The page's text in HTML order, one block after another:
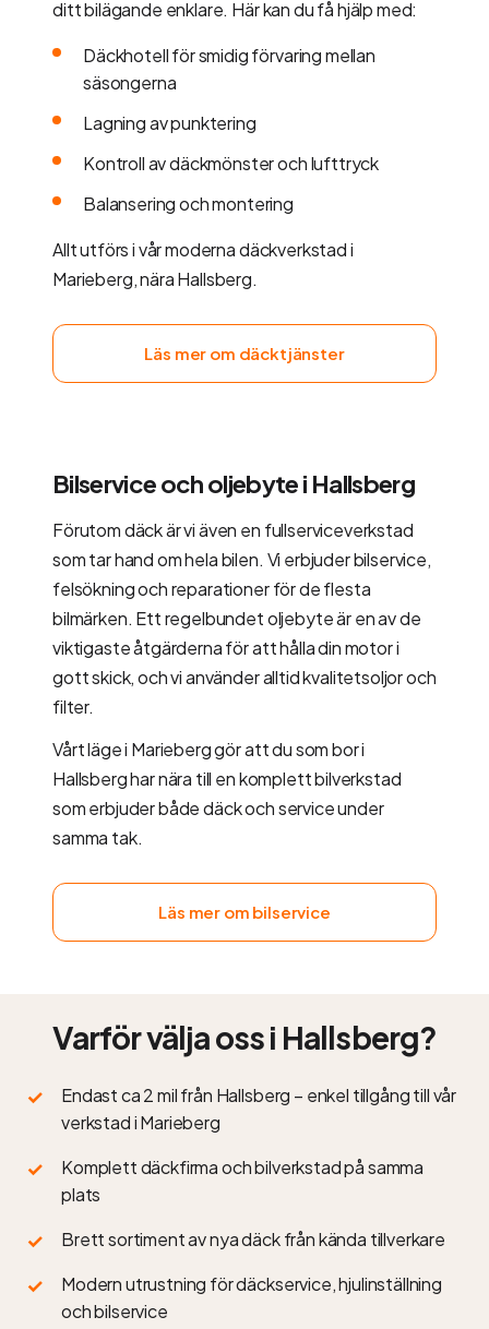
ditt bilägande enklare. Här kan du få hjälp med:
Däckhotell för smidig förvaring mellan
säsongerna
Lagning av punktering
Kontroll av däckmönster och lufttryck
Balansering och montering
Allt utförs i vår moderna däckverkstad i
Marieberg, nära Hallsberg.
Läs mer om däcktjänster
Bilservice och oljebyte i Hallsberg
Förutom däck är vi även en fullserviceverkstad
som tar hand om hela bilen. Vi erbjuder bilservice,
felsökning och reparationer för de flesta
bilmärken. Ett regelbundet oljebyte är en av de
viktigaste åtgärderna för att hålla din motor i
gott skick, och vi använder alltid kvalitetsoljor och
filter.
Vårt läge i Marieberg gör att du som bor i
Hallsberg har nära till en komplett bilverkstad
som erbjuder både däck och service under
samma tak.
Läs mer om bilservice
Varför välja oss i Hallsberg?
Endast ca 2 mil från Hallsberg – enkel tillgång till vår
verkstad i Marieberg
Komplett däckfirma och bilverkstad på samma
plats
Brett sortiment av nya däck från kända tillverkare
Modern utrustning för däckservice, hjulinställning
och bilservice